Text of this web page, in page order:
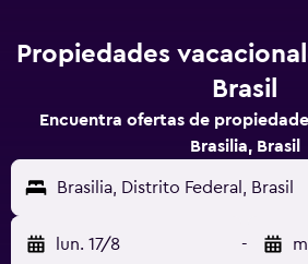
Propiedades
Brasil
Encuentra ofertas de
Brasilia, Brasil
Brasilia, Distrito Federal, Brasil
lun. 17/8 -